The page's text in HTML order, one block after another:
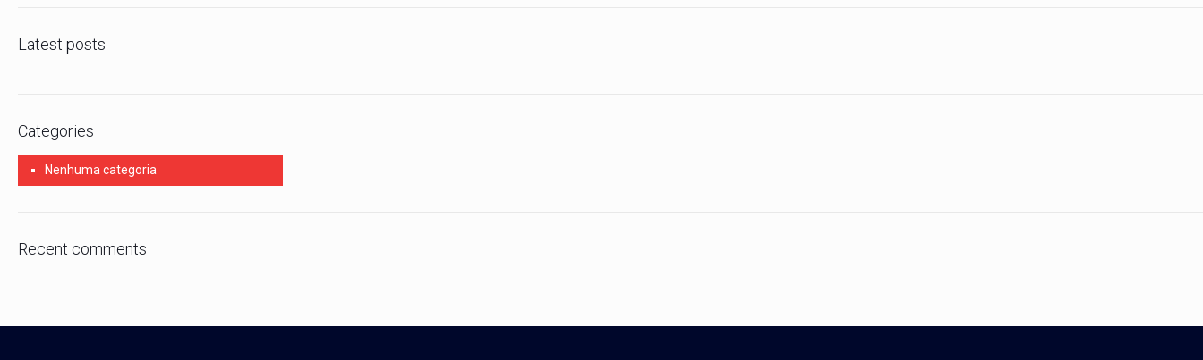
Latest posts
Categories
Nenhuma categoria
Recent comments